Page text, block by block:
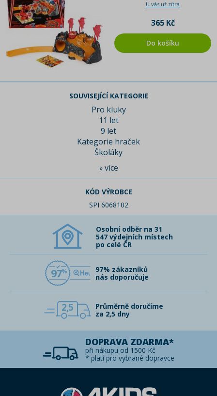
U vás už zítra
365 Kč
Do košíku
SOUVISEJÍCÍ KATEGORIE
Pro kluky
11 let
9 let
Kategorie hraček
Školáky
» více
KÓD VÝROBCE
SPI 6068102
Osobní odběr na 31
547 výdejních místech
po celé ČR
97
97% zákazníků
nás doporučuje
2,5
Průměrně doručíme
za 2,5 dny
DOPRAVA ZDARMA*
při nákupu od 1500 Kč
* platí pro vybrané dopravce